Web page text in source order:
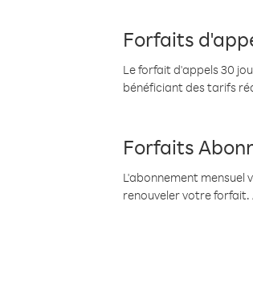
Forfaits
Le forfait d'appels 30
bénéficiant des tarifs
Forfaits
L'abonnement mensuel
renouveler votre forfait.